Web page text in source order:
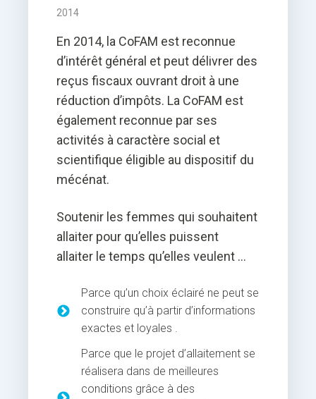
2014
En 2014, la CoFAM est reconnue
d’intérêt général et peut délivrer des
reçus fiscaux ouvrant droit à une
réduction d’impôts. La CoFAM est
également reconnue par ses
activités à caractère social et
scientifique éligible au dispositif du
mécénat.
Soutenir les femmes qui souhaitent
allaiter pour qu’elles puissent
allaiter le temps qu’elles veulent …
Parce qu’un choix éclairé ne peut se
construire qu’à partir d’informations
exactes et loyales .
Parce que le projet d’allaitement se
réalisera dans de meilleures
conditions grâce à des